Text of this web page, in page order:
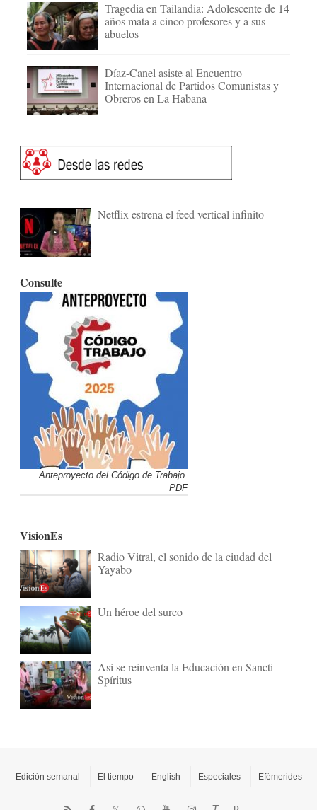
Tragedia en Tailandia: Adolescente de 14
años mata a cinco profesores y a sus
abuelos
Díaz-Canel asiste al Encuentro
Internacional de Partidos Comunistas y
Obreros en La Habana
Netflix estrena el feed vertical infinito
Consulte
Anteproyecto del Código de Trabajo.
PDF
VisionEs
Radio Vitral, el sonido de la ciudad del
Yayabo
Un héroe del surco
Así se reinventa la Educación en Sancti
Spíritus
Edición semanal El tiempo English Especiales Efémerides